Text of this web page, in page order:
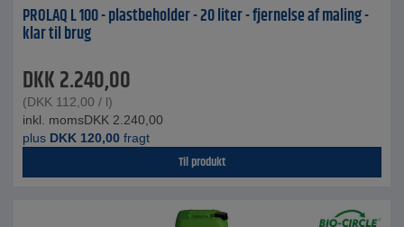
PROLAQ L 100 - plastbeholder - 20 liter - fjernelse af maling -
klar til brug
DKK2.240,00
(DKK 112,00 / l)
inkl. momsDKK 2.240,00
plus DKK 120,00 fragt
Til produkt